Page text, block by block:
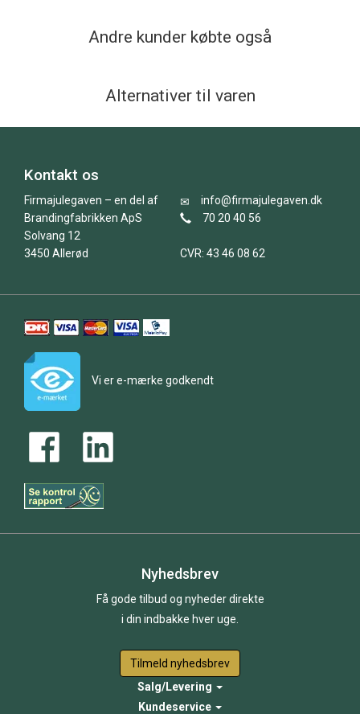
Andre kunder købte også
Alternativer til varen
Kontakt os
Firmajulegaven – en del af
Brandingfabrikken ApS
Solvang 12
3450 Allerød
info@firmajulegaven.dk
70 20 40 56
CVR: 43 46 08 62
Vi er e-mærke godkendt
Nyhedsbrev
Få gode tilbud og nyheder direkte
i din indbakke hver uge.
Tilmeld nyhedsbrev
Salg/Levering
Kundeservice